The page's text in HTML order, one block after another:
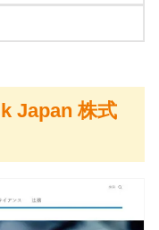
Japan 株式